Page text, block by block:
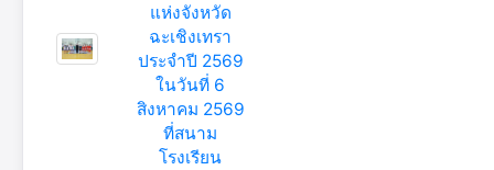
แห่งจังหวัด
ฉะเชิงเทรา
ประจำปี 2569
ในวันที่ 6
สิงหาคม 2569
ที่สนาม
โรงเรียน